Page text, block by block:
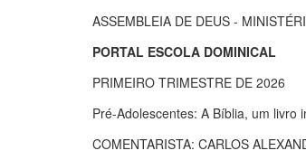
ASSEMBLEIA DE DEUS -
PORTAL ESCOLA DOMINICAL
PRIMEIRO TRIMESTRE DE 2026
Pré-Adolescentes: A Bíblia, um livro
COMENTARISTA: CARLOS